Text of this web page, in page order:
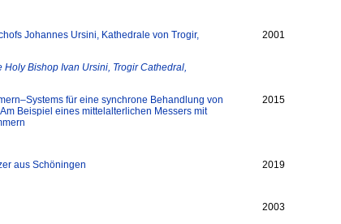
Johannes Ursini, Kathedrale von Trogir,
2001
Bishop Ivan Ursini, Trogir Cathedral,
für eine synchrone Behandlung von
Beispiel eines mittelalterlichen Messers mit
2015
aus Schöningen
2019
2003